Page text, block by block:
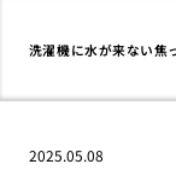
洗濯機に水が来ない焦
2025.05.08